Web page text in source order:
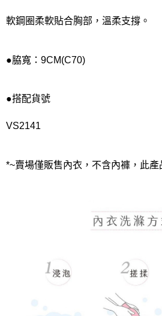
軟鋼圈柔軟貼合胸部，溫柔支撐。
●脇寬：9CM(C70)
●搭配貨號
VS2141
*~賣場僅販售內衣，不含內褲，此產